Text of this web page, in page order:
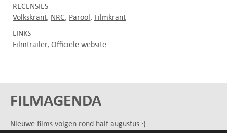
RECENSIES
Volkskrant NRC Parool Filmkrant
LINKS
Filmtrailer Officiële website
FILMAGENDA
Nieuwe films volgen rond half augustus :)